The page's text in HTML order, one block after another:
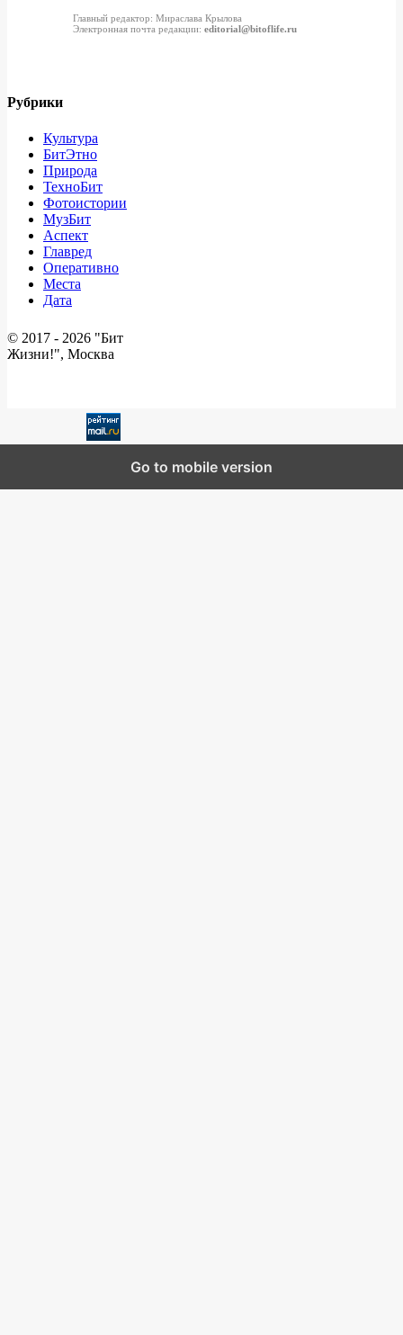
Главный редактор: Мираслава Крылова
Электронная почта редакции: editorial@bitoflife.ru
Рубрики
Культура
БитЭтно
Природа
ТехноБит
Фотоистории
МузБит
Аспект
Главред
Оперативно
Места
Дата
© 2017 - 2026 "Бит
Жизни!", Москва
Go to mobile version